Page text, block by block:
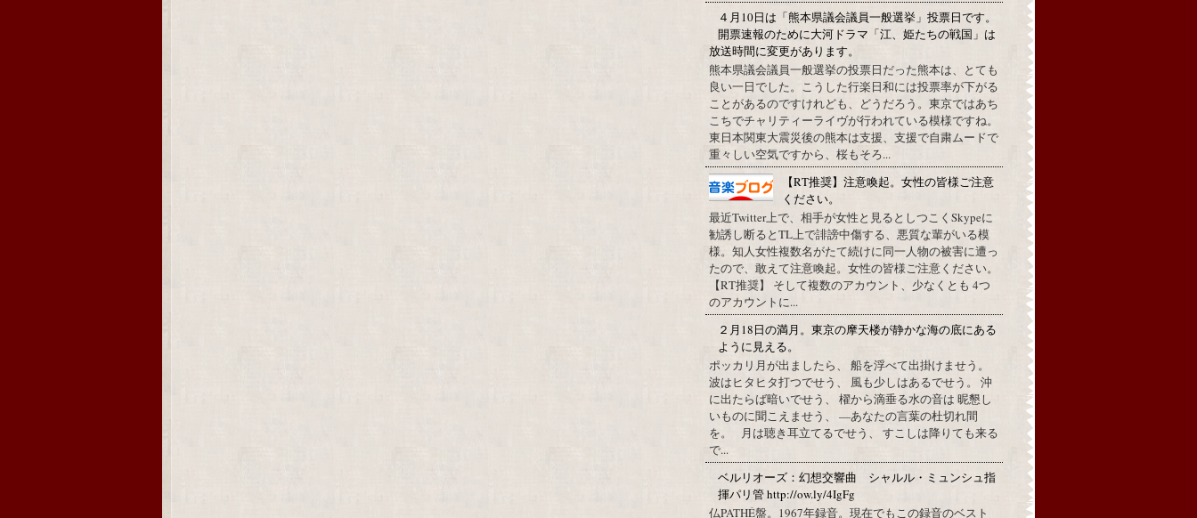
４月10日は「熊本県議会議員一般選挙」投票日です。
開票速報のために大河ドラマ「江、姫たちの戦国」は
放送時間に変更があります。
熊本県議会議員一般選挙の投票日だった熊本は、とても
良い一日でした。こうした行楽日和には投票率が下がる
ことがあるのですけれども、どうだろう。東京ではあち
こちでチャリティーライヴが行われている模様ですね。
東日本関東大震災後の熊本は支援、支援で自粛ムードで
重々しい空気ですから、桜もそろ...
【RT推奨】注意喚起。女性の皆様ご注意
ください。
最近Twitter上で、相手が女性と見るとしつこくSkypeに
勧誘し断るとTL上で誹謗中傷する、悪質な輩がいる模
様。知人女性複数名がたて続けに同一人物の被害に遭っ
たので、敢えて注意喚起。女性の皆様ご注意ください。
【RT推奨】 そして複数のアカウント、少なくとも 4つ
のアカウントに...
２月18日の満月。東京の摩天楼が静かな海の底にある
ように見える。
ポッカリ月が出ましたら、 船を浮べて出掛けませう。
波はヒタヒタ打つでせう、 風も少しはあるでせう。 沖
に出たらば暗いでせう、 櫂から滴垂る水の音は 昵懇し
いものに聞こえませう、 —あなたの言葉の杜切れ間
を。 月は聴き耳立てるでせう、 すこしは降りても来る
で...
ベルリオーズ：幻想交響曲 シャルル・ミュンシュ指
揮パリ管 http://ow.ly/4IgFg
仏PATHÉ盤。1967年録音。現在でもこの録音のベスト